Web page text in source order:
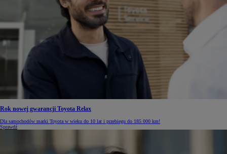
Rok nowej gwarancji Toyota Relax
Dla samochodów marki Toyota w wieku do 10 lat i przebiegu do 185 000 km!
Sprawdź